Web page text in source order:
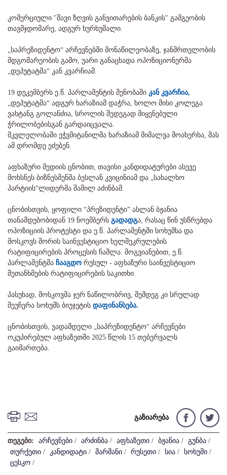
კომერციული "შავი ზღვის განვითარების ბანკის" გამგეობის
თავმჯდომარე, ადგურ ხურხუმალი.
„საპრეზიდენტო“ არჩევნებში მონაწილეობაზე, ჯანმრთელობის
მდგომარეობის გამო, უარი განაცხადა ოპოზიციონერმა
„დეპუტატმა“ კან კვარჩიამ.
19 დეკემბერს ე.წ. პარლამენტის შენობაში კან კვარჩია,
„დეპუტატმა“ ადგურ ხარაზიამ დაჭრა, ხოლო მისი კოლეგა
ვახტანგ გოლანძია, სროლის შედეგად მიყენებული
ჭრილობებისგან გარდაიცვალა.
მკვლელობაში ეჭვმიტანილმა ხარაზიამ მიმალვა მოახერხა, მას
ამ დრომდე ეძებენ.
აფხაზური მედიის ცნობით, თავისი კანდიდატურები ასევე
მოხსნეს ბიზნესმენმა ბესლან კვიცინიამ და „სახალხო
პარტიის“ლიდერმა შამილ აძინბამ.
ცნობისთვის, ყოფილი “პრეზიდენტი” ასლან ბჟანია
თანამდებობიდან 19 ნოემბერს გადადგა, რასაც წინ უსწრებდა
ოპოზიციის პროტესტი და ე.წ. პარლამენტში სოხუმსა და
მოსკოვს შორის საინვესტიციო ხელშეკრულების
რატიფიცირების პროცესის ჩაშლა. მოგვიანებით, ე.წ.
პარლამენტმა ჩააგდო რუსულ - აფხაზური საინვესტიციო
შეთანხმების რატიფიცირების საკითხი.
პასუხად, მოსკოვმა ჯერ ნაწილობრივ, შემდეგ კი სრულად
შეუჩერა სოხუმს ბიუჯეტის დაფინანსება.
ცნობისთვის, ვადამდელი „საპრეზიდენტო“ არჩევნები
ოკუპირებულ აფხაზეთში 2025 წლის 15 თებერვალს
გაიმართება.
გაზიარება
თეგები: არჩევნები / არძინბა / აფხაზეთი / ბჟანია / გუნბა /
თურქეთი / კანდიდატი / მარშანი / რუსეთი / სია / სოხუმი /
ცესკო /